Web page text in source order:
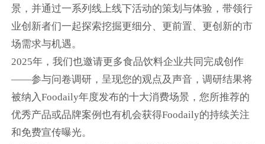
景，并通过一系列线上线下活动的策划与体验，带领行
业创新者们一起探索挖掘更细分、更前置、更创新的市
场需求与机遇。
2025年，我们也邀请更多食品饮料企业共同完成创作
——参与问卷调研，呈现您的观点及声音，调研结果将
被纳入Foodaily年度发布的十大消费场景，您所推荐的
优秀产品或品牌案例也有机会获得Foodaily的持续关注
和免费宣传曝光。